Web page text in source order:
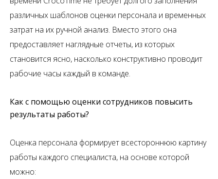
различных шаблонов оценки персонала и временных
затрат на их ручной анализ. Вместо этого она
предоставляет наглядные отчеты, из которых
становится ясно, насколько конструктивно проводит
рабочие часы каждый в команде.
Как с помощью оценки сотрудников повысить
результаты работы?
Оценка персонала формирует всестороннюю картину
работы каждого специалиста, на основе которой
можно: